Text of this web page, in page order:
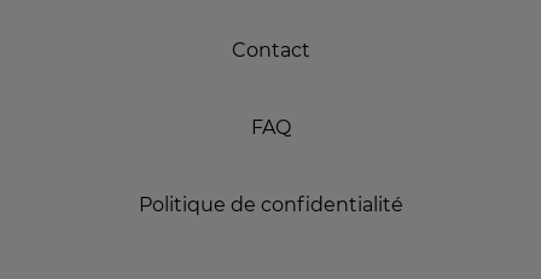
Contact
FAQ
Politique de confidentialité